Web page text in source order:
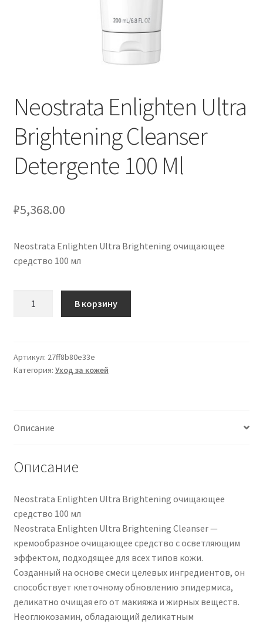
Neostrata Enlighten Ultra
Brightening Cleanser
Detergente 100 Ml
₽5,368.00
Neostrata Enlighten Ultra Brightening очищающее
средство 100 мл
Ultra
Brightening
Ml
В корзину
Артикул: 27ff8b80e33e
Категория: Уход за кожей
Описание
Описание
Neostrata Enlighten Ultra Brightening очищающее
средство 100 мл
Neostrata Enlighten Ultra Brightening Cleanser —
кремообразное очищающее средство с осветляющим
эффектом, подходящее для всех типов кожи.
Созданный на основе смеси целевых ингредиентов, он
способствует клеточному обновлению эпидермиса,
деликатно очищая его от макияжа и жирных веществ.
Неоглюкозамин, обладающий деликатным